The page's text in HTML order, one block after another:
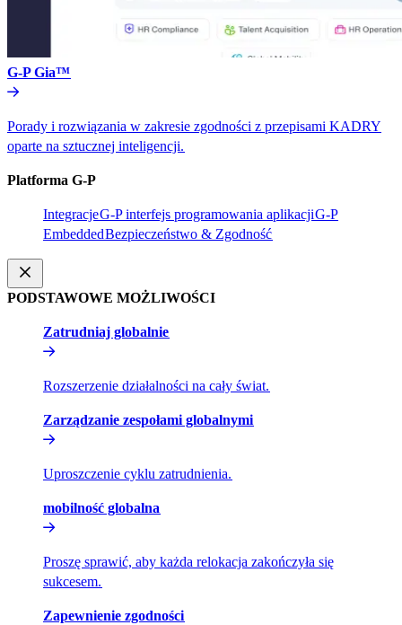
G-P Gia™​​
Porady i rozwiązania w zakresie zgodności z przepisami KADRY
oparte na sztucznej inteligencji.​​
Platforma G-P​​
Integracje​​G-P interfejs programowania aplikacji​​G-P
Embedded​​Bezpieczeństwo & Zgodność​​
PODSTAWOWE MOŻLIWOŚCI​​
Zatrudniaj globalnie​​
Rozszerzenie działalności na cały świat.​​
Zarządzanie zespołami globalnymi​​
Uproszczenie cyklu zatrudnienia.​​
mobilność globalna​​
Proszę sprawić, aby każda relokacja zakończyła się
sukcesem.​​
Zapewnienie zgodności​​